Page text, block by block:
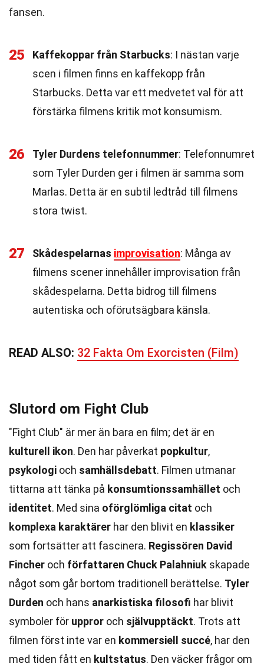
fansen.
25 Kaffekoppar från Starbucks: I nästan varje
scen i filmen finns en kaffekopp från
Starbucks. Detta var ett medvetet val för att
förstärka filmens kritik mot konsumism.
26 Tyler Durdens telefonnummer: Telefonnumret
som Tyler Durden ger i filmen är samma som
Marlas. Detta är en subtil ledtråd till filmens
stora twist.
27 Skådespelarnas improvisation: Många av
filmens scener innehåller improvisation från
skådespelarna. Detta bidrog till filmens
autentiska och oförutsägbara känsla.
READ ALSO: 32 Fakta Om Exorcisten (Film)
Slutord om Fight Club
"Fight Club" är mer än bara en film; det är en
kulturell ikon. Den har påverkat popkultur,
psykologi och samhällsdebatt. Filmen utmanar
tittarna att tänka på konsumtionssamhället och
identitet. Med sina oförglömliga citat och
komplexa karaktärer har den blivit en klassiker
som fortsätter att fascinera. Regissören David
Fincher och författaren Chuck Palahniuk skapade
något som går bortom traditionell berättelse. Tyler
Durden och hans anarkistiska filosofi har blivit
symboler för uppror och självupptäckt. Trots att
filmen först inte var en kommersiell succé, har den
med tiden fått en kultstatus. Den väcker frågor om